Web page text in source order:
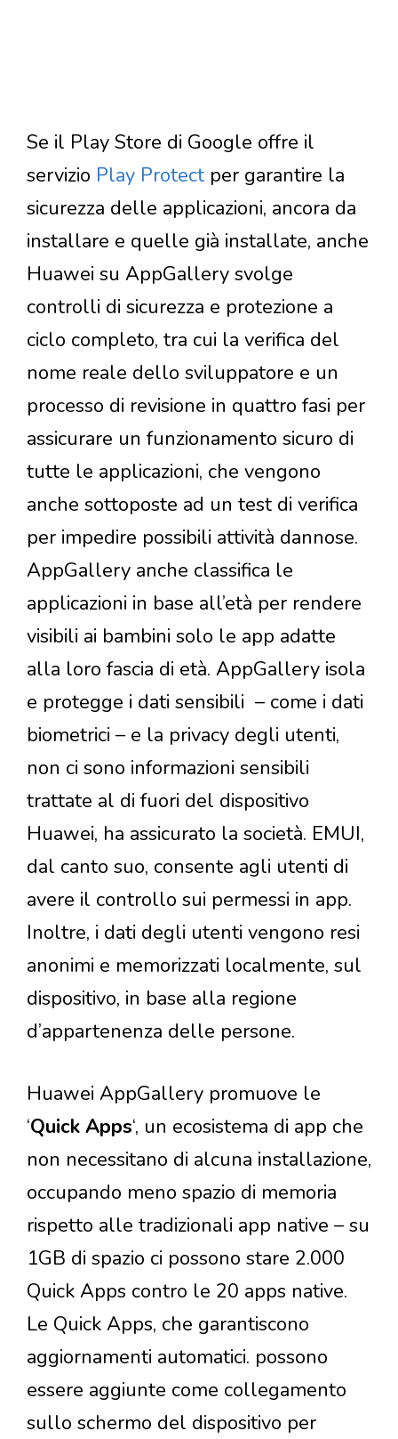
Se il Play Store di Google offre il
servizio Play Protect per garantire la
sicurezza delle applicazioni, ancora da
installare e quelle già installate, anche
Huawei su AppGallery svolge
controlli di sicurezza e protezione a
ciclo completo, tra cui la verifica del
nome reale dello sviluppatore e un
processo di revisione in quattro fasi per
assicurare un funzionamento sicuro di
tutte le applicazioni, che vengono
anche sottoposte ad un test di verifica
per impedire possibili attività dannose.
AppGallery anche classifica le
applicazioni in base all’età per rendere
visibili ai bambini solo le app adatte
alla loro fascia di età. AppGallery isola
e protegge i dati sensibili – come i dati
biometrici – e la privacy degli utenti,
non ci sono informazioni sensibili
trattate al di fuori del dispositivo
Huawei, ha assicurato la società. EMUI,
dal canto suo, consente agli utenti di
avere il controllo sui permessi in app.
Inoltre, i dati degli utenti vengono resi
anonimi e memorizzati localmente, sul
dispositivo, in base alla regione
d’appartenenza delle persone.
Huawei AppGallery promuove le
‘Quick Apps‘, un ecosistema di app che
non necessitano di alcuna installazione,
occupando meno spazio di memoria
rispetto alle tradizionali app native – su
1GB di spazio ci possono stare 2.000
Quick Apps contro le 20 apps native.
Le Quick Apps, che garantiscono
aggiornamenti automatici. possono
essere aggiunte come collegamento
sullo schermo del dispositivo per